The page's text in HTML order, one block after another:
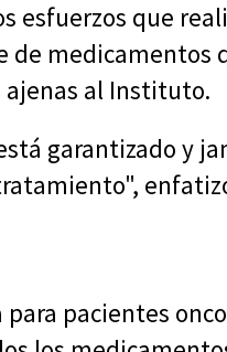
esfuerzos que
medicamentos
ajenas al Instituto.
garantizado y
pacientes